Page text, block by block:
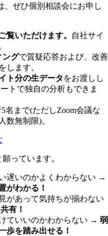
、ぜひ個別相談会にお申し
覧いただけます。
自社サイ
ングで質疑応答および、改善
します。
ト分の生データ をお渡しし
トで独自の分析もできま
名まで(ただしZoom会議な
数無制限)。
っています。
遅いのかよくわからない →
がわかる！
があって気持ちが揃わない
有！
ていいのかわからない → 弱
歩を踏み出せる！